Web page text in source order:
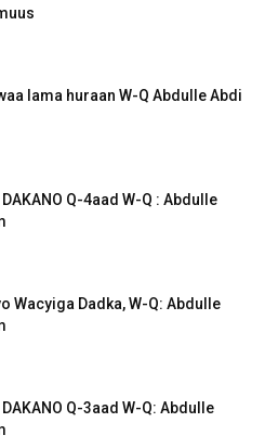
lama huraan W-Q Abdulle Abdi
DAKANO Q-4aad W-Q : Abdulle
Wacyiga Dadka, W-Q: Abdulle
DAKANO Q-3aad W-Q: Abdulle